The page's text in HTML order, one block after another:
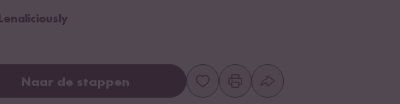
Lenaliciously
Naar de stappen